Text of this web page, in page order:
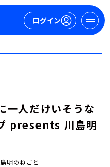
ログイン
一人だけいそうな
presents 川島明
明のねごと